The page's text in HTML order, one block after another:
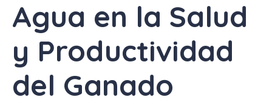
Agua en la Salud
y Productividad
del Ganado